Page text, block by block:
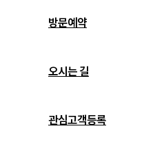
방문예약
오시는 길
관심고객등록